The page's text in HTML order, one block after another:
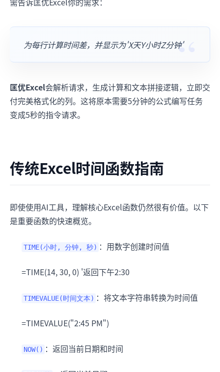
为每行计算时间差，并显示为'X天Y小时Z分钟'
匡优Excel会解析请求，生成计算和文本拼接逻辑，立即交
付完美格式化的列。这将原本需要5分钟的公式编写任务
变成5秒的指令请求。
传统Excel时间函数指南
即使使用AI工具，理解核心Excel函数仍然很有价值。以下
是重要函数的快速概览。
TIME(小时, 分钟, 秒) ：用数字创建时间值
=TIME(14, 30, 0) '返回下午2:30
TIMEVALUE(时间文本) ：将文本字符串转换为时间值
=TIMEVALUE("2:45 PM")
NOW() ：返回当前日期和时间